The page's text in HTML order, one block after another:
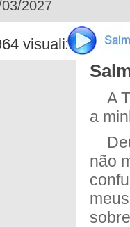
2027
visualizações
A
a
não